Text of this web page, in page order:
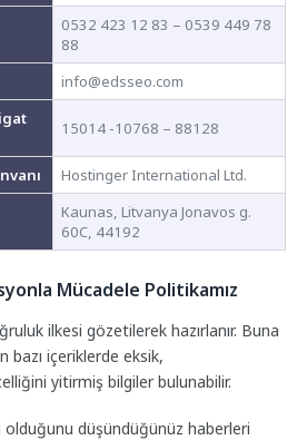
0532 423 12 83 – 0539 449 78
88
info@edsseo.com
15014 -10768 – 88128
Hostinger International Ltd.
Kaunas, Litvanya Jonavos g.
60C, 44192
Mücadele Politikamız
ilkesi gözetilerek hazırlanır. Buna
bazı içeriklerde eksik,
yitirmiş bilgiler bulunabilir.
olduğunu düşündüğünüz haberleri